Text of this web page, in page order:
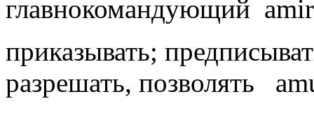
главнокомандующий
приказывать;
разрешать, позволять